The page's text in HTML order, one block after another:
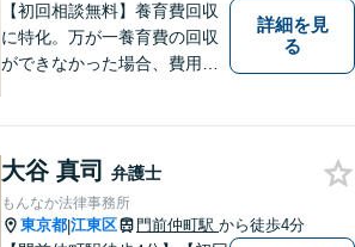
【初回相談無料】養育費回収
に特化。万が一養育費の回収
ができなかった場合、費用は
談ください【国際展示場駅3
分】【LINE・電話・メール相
談OK】
詳細を見
る
大谷 真司 弁護士
もんなか法律事務所
東京都|江東区 門前仲町駅 から徒歩4分